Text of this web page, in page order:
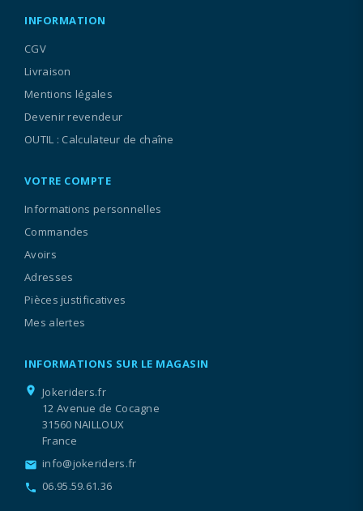
INFORMATION
CGV
Livraison
Mentions légales
Devenir revendeur
OUTIL : Calculateur de chaîne
VOTRE COMPTE
Informations personnelles
Commandes
Avoirs
Adresses
Pièces justificatives
Mes alertes
INFORMATIONS SUR LE MAGASIN
location_on
Jokeriders.fr
12 Avenue de Cocagne
31560 NAILLOUX
France
email info@jokeriders.fr
call 06.95.59.61.36